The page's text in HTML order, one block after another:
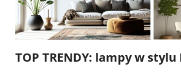
TOP TRENDY: lampy w stylu